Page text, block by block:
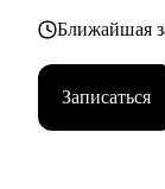
такжеБлижайшая
Записаться